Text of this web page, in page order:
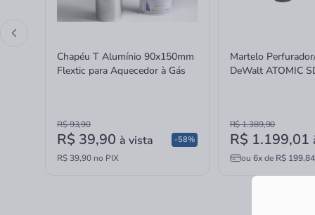
Chapéu T Alumínio 90x150mm
Flextic para Aquecedor à Gás
R$ 93,90
R$ 39,90 à vista
R$ 39,90 no PIX
-58%
Martelo
DeWalt ATOMIC
R$ 1.389,90
R$ 1.199,01
ou 6xde R$ 199,84